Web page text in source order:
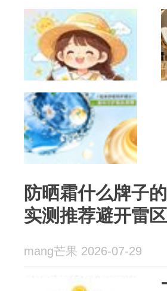
防晒霜什么牌子
实测推荐避开雷区
mang芒果 2026-07-29